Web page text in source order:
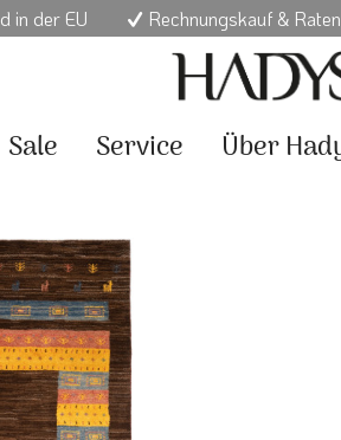
in der EU Rechnungskauf &
Sale Service Über